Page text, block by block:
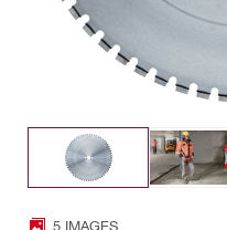
5 IMAGES